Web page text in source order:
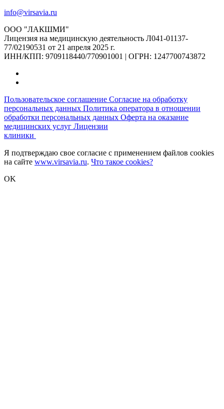
info@virsavia.ru
ООО "ЛАКШМИ"
Лицензия на медицинскую деятельность Л041-01137-
77/02190531 от 21 апреля 2025 г.
ИНН/КПП: 9709118440/770901001 | ОГРН: 1247700743872
Пользовательское соглашение Согласие на обработку
персональных данных Политика оператора в отношении
обработки персональных данных Оферта на оказание
медицинских услуг Лицензии
клиники
Я подтверждаю свое согласие с применением файлов cookies
на сайте www.virsavia.ru. Что такое cookies?
OK